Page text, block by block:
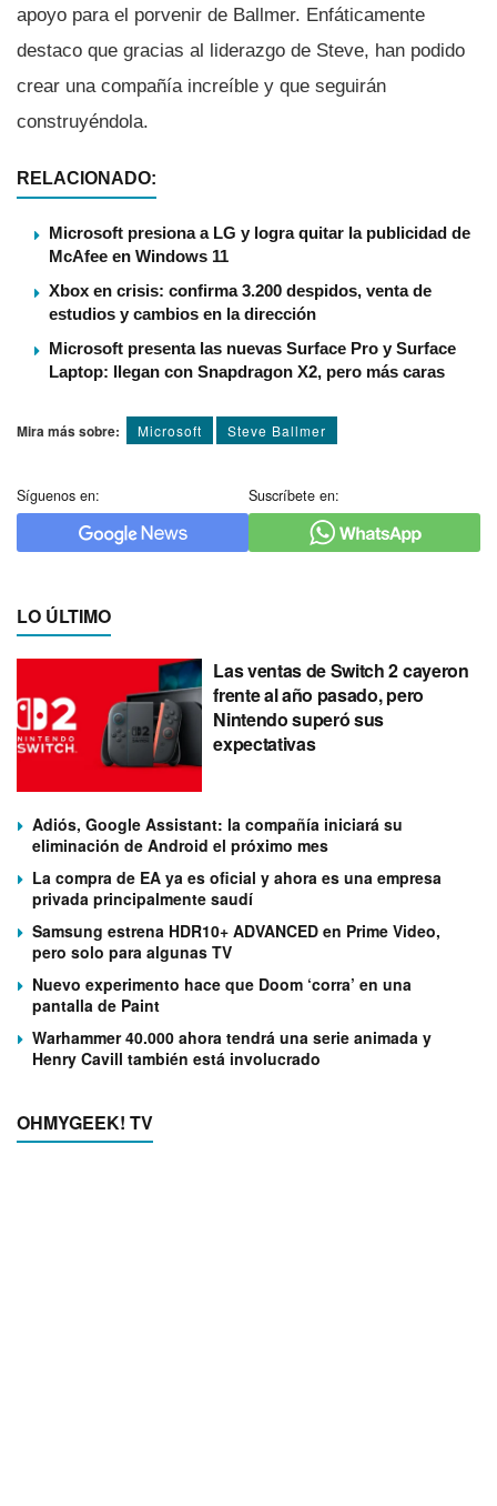
apoyo para el porvenir de Ballmer. Enfáticamente
destaco que gracias al liderazgo de Steve, han podido
crear una compañí­a increí­ble y que seguirán
construyéndola.
RELACIONADO:
Microsoft presiona a LG y logra quitar la publicidad de
McAfee en Windows 11
Xbox en crisis: confirma 3.200 despidos, venta de
estudios y cambios en la dirección
Microsoft presenta las nuevas Surface Pro y Surface
Laptop: llegan con Snapdragon X2, pero más caras
Mira más sobre: Microsoft Steve Ballmer
Síguenos en: Suscríbete en:
LO ÚLTIMO
Las ventas de Switch 2 cayeron
frente al año pasado, pero
Nintendo superó sus
expectativas
Adiós, Google Assistant: la compañía iniciará su
eliminación de Android el próximo mes
La compra de EA ya es oficial y ahora es una empresa
privada principalmente saudí
Samsung estrena HDR10+ ADVANCED en Prime Video,
pero solo para algunas TV
Nuevo experimento hace que Doom ‘corra’ en una
pantalla de Paint
Warhammer 40.000 ahora tendrá una serie animada y
Henry Cavill también está involucrado
OHMYGEEK! TV